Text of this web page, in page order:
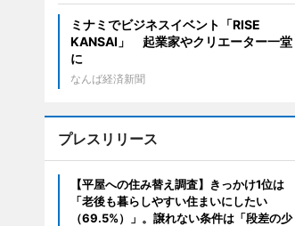
ミナミでビジネスイベント「RISE
KANSAI」 起業家やクリエーター一堂
に
なんば経済新聞
プレスリリース
【平屋への住み替え調査】きっかけ1位は
「老後も暮らしやすい住まいにしたい
（69.5%）」。譲れない条件は「段差の少